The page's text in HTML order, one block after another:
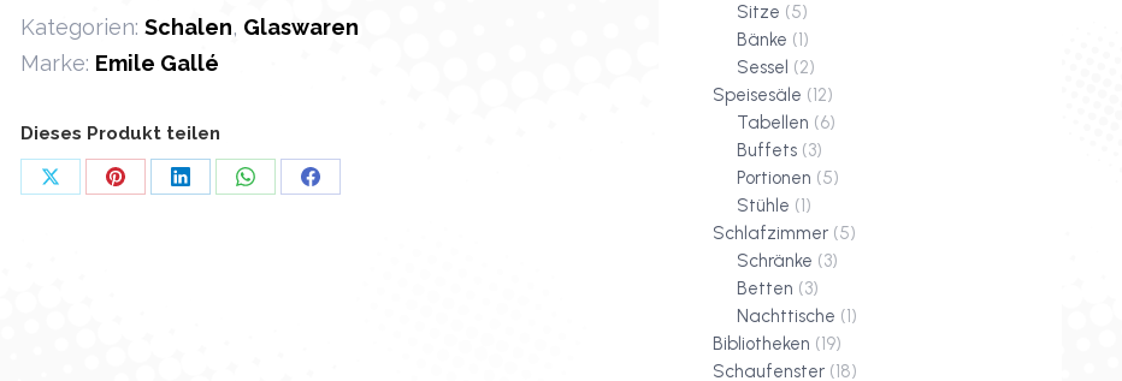
Kategorien: Schalen, Glaswaren
Marke: Emile Gallé
Dieses Produkt teilen
Auf
Auf
Auf
Auf
Auf
Sitze (5)
Bänke (1)
Sessel (2)
Speisesäle (12)
Tabellen (6)
Buffets (3)
Portionen (5)
Stühle (1)
Schlafzimmer (5)
Schränke (3)
Betten (3)
Nachttische (1)
Bibliotheken (19)
Schaufenster (18)